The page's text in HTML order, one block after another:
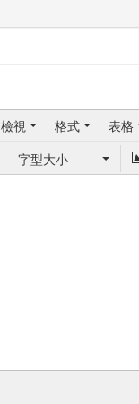
檢視 格式
表格
字型大小